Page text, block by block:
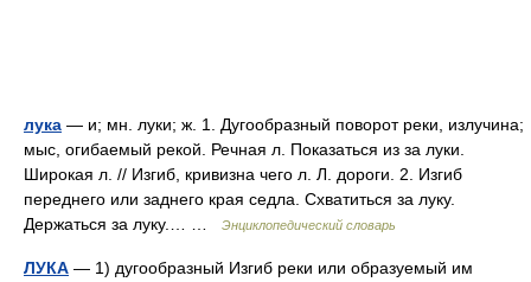
лука — и; мн. луки; ж. 1. Дугообразный поворот реки, излучина;
мыс, огибаемый рекой. Речная л. Показаться из за луки.
Широкая л. // Изгиб, кривизна чего л. Л. дороги. 2. Изгиб
переднего или заднего края седла. Схватиться за луку.
Держаться за луку.… …
Энциклопедический словарь
ЛУКА — 1) дугообразный Изгиб реки или образуемый им